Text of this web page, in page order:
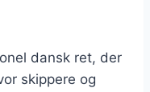
dansk ret, der
skippere og